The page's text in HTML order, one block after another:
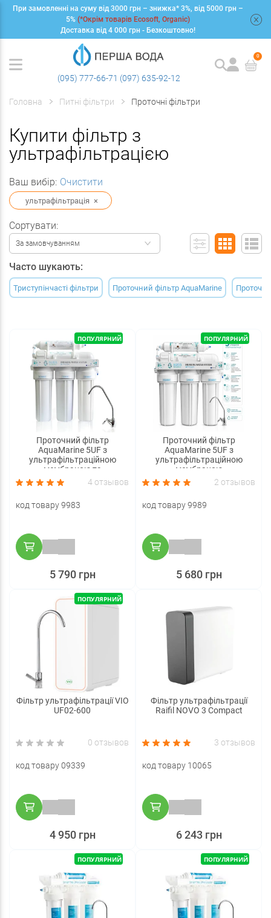
При замовленні на суму від 3000 грн – знижка* 3%, від 5000 грн –
5% (*Окрім товарів Ecosoft, Organic)
Доставка від 4 000 грн - Безкоштовно!
(095) 777-66-71 (097) 635-92-12
0
Головна Питні фільтри Проточні фільтри
Купити фільтр з
ультрафільтрацією
Ваш вибір: Очистити
ультрафільтрація ×
Сортувати:
За замовчуванням
Часто шукають:
Триступінчасті фільтри Проточний фільтр AquaMarine
ПОПУЛЯРНИЙ
Проточний фільтр
AquaMarine 5UF з
ультрафільтраційною
мембраною та
пом'якшенням4 отзывов
код товару 9983
5 790 грн
ПОПУЛЯРНИЙ
Проточний фільтр
AquaMarine 5UF з
ультрафільтраційною
мембраною
2 отзывов
код товару 9989
5 680 грн
ПОПУЛЯРНИЙ
Фільтр ультрафільтрації VIO
UF02-600
0 отзывов
код товару 09339
4 950 грн
Фільтр ультрафільтрації
Raifil NOVO 3 Compact
3 отзывов
код товару 10065
6 243 грн
ПОПУЛЯРНИЙ ПОПУЛЯРНИЙ